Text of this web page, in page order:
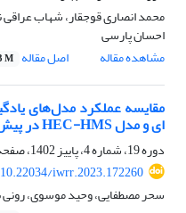
محمد انصاری قوجقار، شهاب عراقی
احسان پارسی
مشاهده مقاله
اصل مقاله M
مقایسه عملکرد مدل‌های
ای و مدل HEC-HMS در پیش‎ بینی رواناب روزانه
دوره 19، شماره 4، پاییز 1402، صفحه
10.22034/iwrr.2023.172260
سحر مصطفایی، وحید موسوی،